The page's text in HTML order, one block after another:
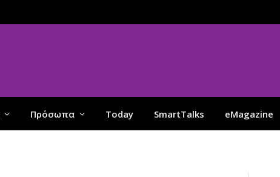
Πρόσωπα Today SmartTalks eMagazine